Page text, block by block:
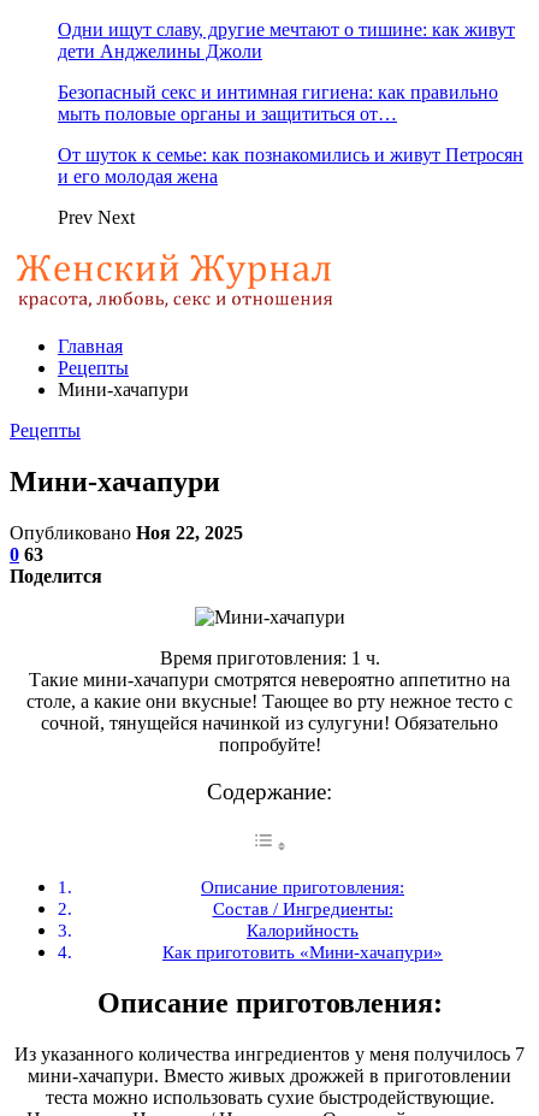
Одни ищут славу, другие мечтают о тишине: как живут
дети Анджелины Джоли
Безопасный секс и интимная гигиена: как правильно
мыть половые органы и защититься от…
От шуток к семье: как познакомились и живут Петросян
и его молодая жена
Prev Next
Главная
Рецепты
Мини-хачапури
Рецепты
Мини-хачапури
Опубликовано Ноя 22, 2025
0 63
Поделится
Время приготовления: 1 ч.
Такие мини-хачапури смотрятся невероятно аппетитно на
столе, а какие они вкусные! Тающее во рту нежное тесто с
сочной, тянущейся начинкой из сулугуни! Обязательно
попробуйте!
Содержание:
Описание приготовления:
Состав / Ингредиенты:
Калорийность
Как приготовить «Мини-хачапури»
Описание приготовления:
Из указанного количества ингредиентов у меня получилось 7
мини-хачапури. Вместо живых дрожжей в приготовлении
теста можно использовать сухие быстродействующие.